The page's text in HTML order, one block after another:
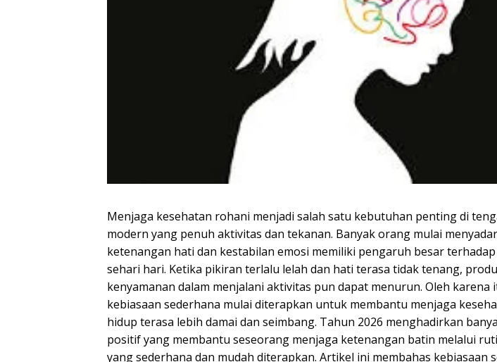
Menjaga kesehatan rohani menjadi salah satu kebutuhan penting di
modern yang penuh aktivitas dan tekanan. Banyak orang mulai
ketenangan hati dan kestabilan emosi memiliki pengaruh besar
sehari hari. Ketika pikiran terlalu lelah dan hati terasa tidak tenang,
kenyamanan dalam menjalani aktivitas pun dapat menurun. Oleh karena
kebiasaan sederhana mulai diterapkan untuk membantu menjaga
hidup terasa lebih damai dan seimbang. Tahun 2026 menghadirkan
positif yang membantu seseorang menjaga ketenangan batin melalui
yang sederhana dan mudah diterapkan. Artikel ini membahas kebiasaan